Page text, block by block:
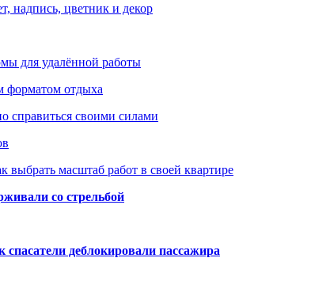
надпись, цветник и декор
для удалённой работы
форматом отдыха
справиться своими силами
выбрать масштаб работ в своей квартире
со стрельбой
деблокировали пассажира